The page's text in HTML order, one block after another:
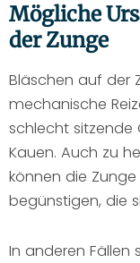
Mögliche
der Zunge
Bläschen auf der
mechanische
schlecht
Kauen. Auch zu
können die
begünstigen, die
In anderen Fällen